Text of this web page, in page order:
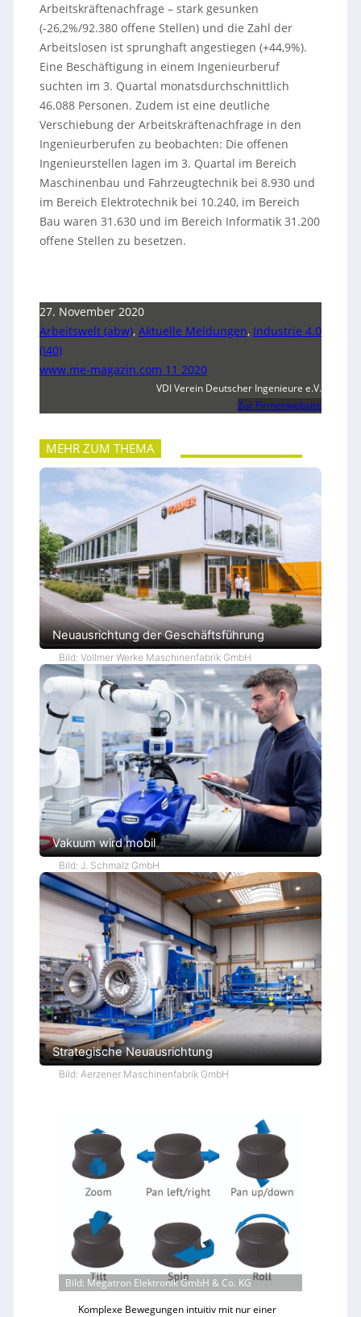
Arbeitskräftenachfrage – stark gesunken
(-26,2%/92.380 offene Stellen) und die Zahl der
Arbeitslosen ist sprunghaft angestiegen (+44,9%).
Eine Beschäftigung in einem Ingenieurberuf
suchten im 3. Quartal monatsdurchschnittlich
46.088 Personen. Zudem ist eine deutliche
Verschiebung der Arbeitskräftenachfrage in den
Ingenieurberufen zu beobachten: Die offenen
Ingenieurstellen lagen im 3. Quartal im Bereich
Maschinenbau und Fahrzeugtechnik bei 8.930 und
im Bereich Elektrotechnik bei 10.240, im Bereich
Bau waren 31.630 und im Bereich Informatik 31.200
offene Stellen zu besetzen.
27. November 2020
Arbeitswelt (abw), Aktuelle Meldungen, Industrie 4.0
(I40)
www.me-magazin.com 11 2020
VDI Verein Deutscher Ingenieure e.V.
Zur Firmenwebsite
MEHR ZUM THEMA
Neuausrichtung der Geschäftsführung
Bild: Vollmer Werke Maschinenfabrik GmbH
Vakuum wird mobil
Bild: J. Schmalz GmbH
Strategische Neuausrichtung
Bild: Aerzener Maschinenfabrik GmbH
Bild: Megatron Elektronik GmbH & Co. KG
Komplexe Bewegungen intuitiv mit nur einer